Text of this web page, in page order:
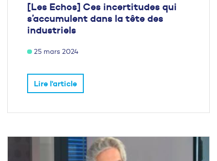
[Les Echos] Ces incertitudes qui
s’accumulent dans la tête des
industriels
25 mars 2024
Lire l'article